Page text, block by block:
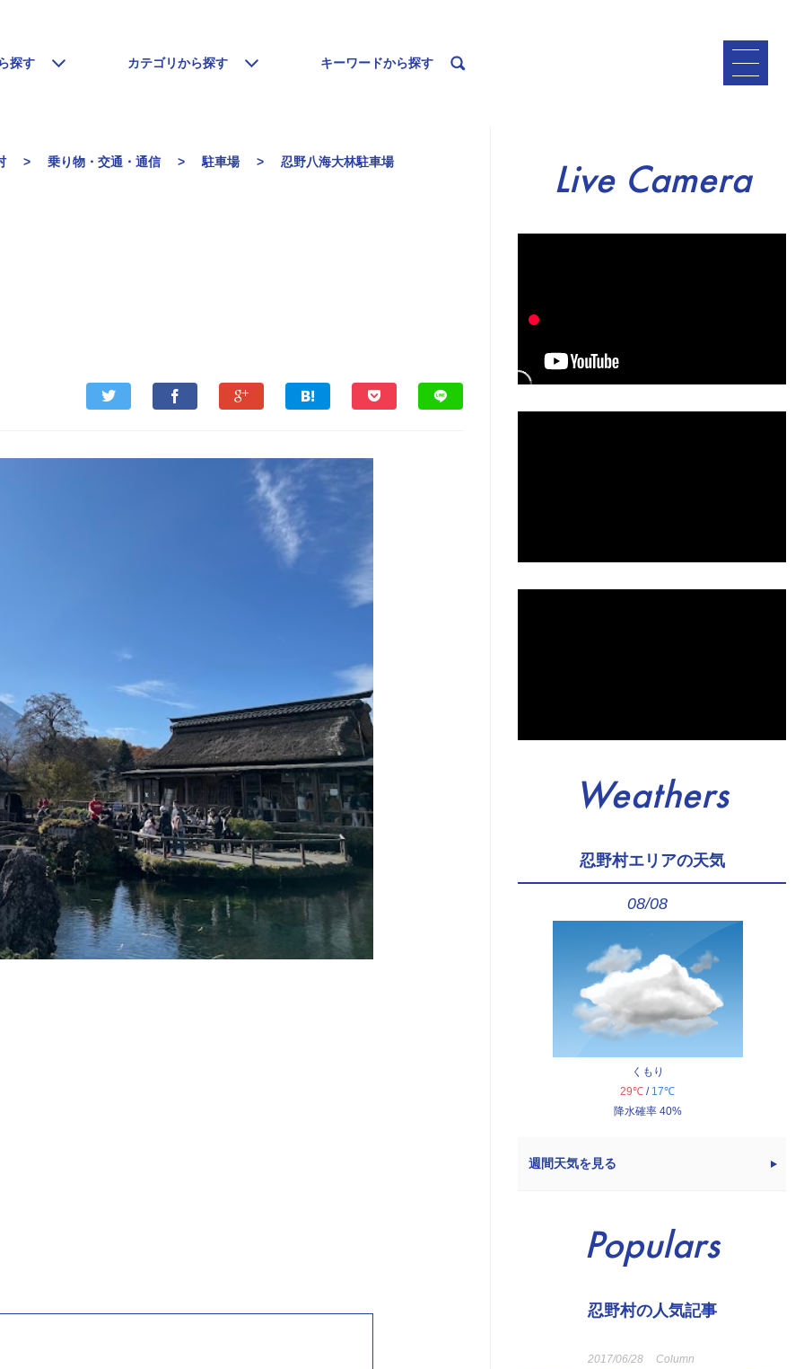
探す カテゴリから探す キーワードから探す
乗り物・交通・通信 駐車場 忍野八海大林駐車場 Live Camera
Weathers
忍野村エリアの天気
08/08
くもり
29℃ / 17℃
降水確率 40%
週間天気を見る
Populars
忍野村の人気記事
2017/06/28 Column